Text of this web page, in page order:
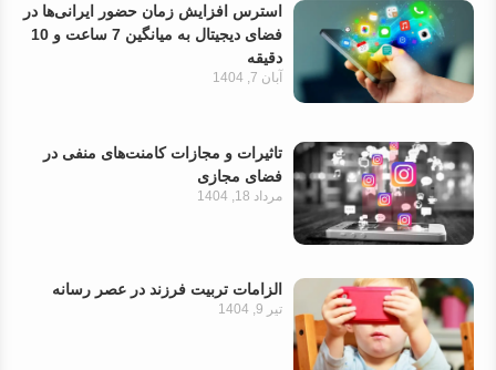
استرس افزایش زمان حضور ایرانی‌ها در
فضای دیجیتال به میانگین 7 ساعت و 10
دقیقه
آبان 7, 1404
تاثیرات و مجازات کامنت‌های منفی در
فضای مجازی
مرداد 18, 1404
الزامات تربیت فرزند در عصر رسانه
تیر 9, 1404